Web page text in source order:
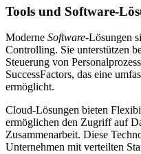
Tools und Software-
Moderne Software-Lösungen
Controlling. Sie unterstützen
Steuerung von
SuccessFactors, das eine
ermöglicht.
Cloud-Lösungen bieten
ermöglichen den Zugriff auf
Zusammenarbeit. Diese
Unternehmen mit verteilten